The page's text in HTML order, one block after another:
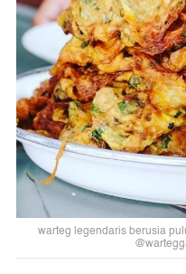
warteg legendaris berusia